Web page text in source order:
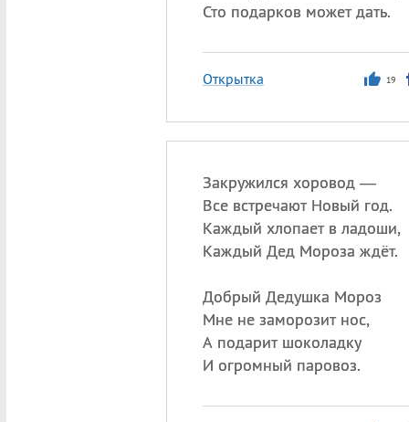
Сто подарков может дать.
Открытка 19
Закружился хоровод —
Все встречают Новый год.
Каждый хлопает в ладоши,
Каждый Дед Мороза ждёт.
Добрый Дедушка Мороз
Мне не заморозит нос,
А подарит шоколадку
И огромный паровоз.